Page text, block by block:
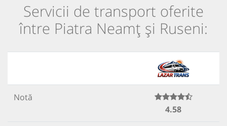
Servicii de transport oferite
între Piatra Neamț și Ruseni:
Notă
4.58